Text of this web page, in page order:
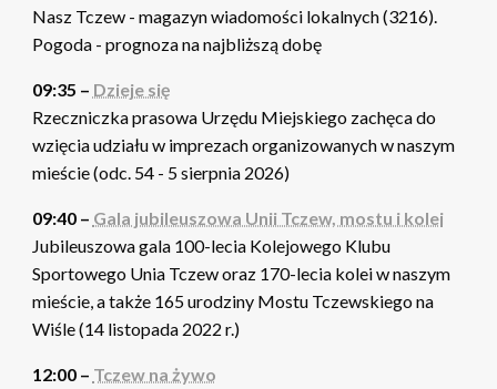
Nasz Tczew - magazyn wiadomości lokalnych (3216).
Pogoda - prognoza na najbliższą dobę
09:35 – Dzieje się
Rzeczniczka prasowa Urzędu Miejskiego zachęca do
wzięcia udziału w imprezach organizowanych w naszym
mieście (odc. 54 - 5 sierpnia 2026)
09:40 – Gala jubileuszowa Unii Tczew, mostu i kolei
Jubileuszowa gala 100-lecia Kolejowego Klubu
Sportowego Unia Tczew oraz 170-lecia kolei w naszym
mieście, a także 165 urodziny Mostu Tczewskiego na
Wiśle (14 listopada 2022 r.)
12:00 – Tczew na żywo